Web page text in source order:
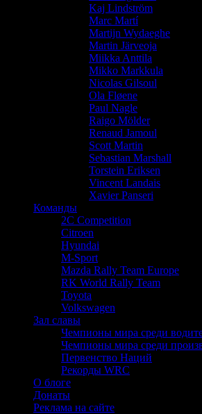
Kaj Lindström
Marc Martí
Martijn Wydaeghe
Martin Järveoja
Miikka Anttila
Mikko Markkula
Nicolas Gilsoul
Ola Fløene
Paul Nagle
Raigo Mölder
Renaud Jamoul
Scott Martin
Sebastian Marshall
Torstein Eriksen
Vincent Landais
Xavier Panseri
Команды
2C Competition
Citroen
Hyundai
M-Sport
Mazda Rally Team Europe
RK World Rally Team
Toyota
Volkswagen
Зал славы
Чемпионы мира среди
Чемпионы мира среди
Первенство Наций
Рекорды WRC
О блоге
Донаты
Реклама на сайте